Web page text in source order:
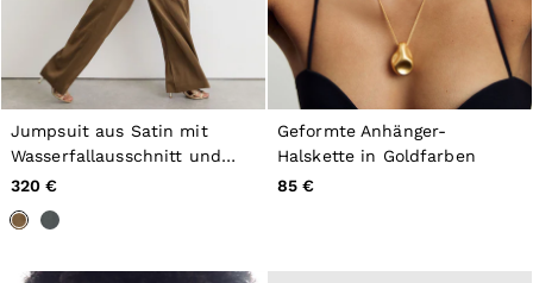
Jumpsuit aus Satin mit
Wasserfallausschnitt und
weitem Bein in Khakigrün
320 €
Geformte Anhänger-
Halskette in Goldfarben
85 €